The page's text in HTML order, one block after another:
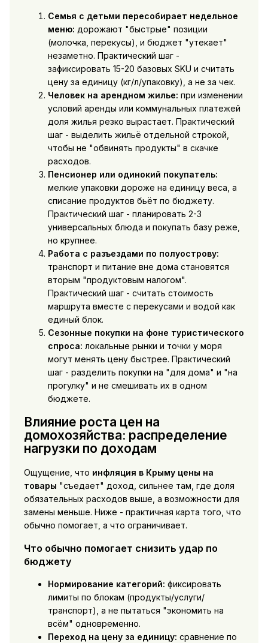
Семья с детьми пересобирает недельное
меню: дорожают "быстрые" позиции
(молочка, перекусы), и бюджет "утекает"
незаметно. Практический шаг -
зафиксировать 15-20 базовых SKU и считать
цену за единицу (кг/л/упаковку), а не за чек.
Человек на арендном жилье: при изменении
условий аренды или коммунальных платежей
доля жилья резко вырастает. Практический
шаг - выделить жильё отдельной строкой,
чтобы не "обвинять продукты" в скачке
расходов.
Пенсионер или одинокий покупатель:
мелкие упаковки дороже на единицу веса, а
списание продуктов бьёт по бюджету.
Практический шаг - планировать 2-3
универсальных блюда и покупать базу реже,
но крупнее.
Работа с разъездами по полуострову:
транспорт и питание вне дома становятся
вторым "продуктовым налогом".
Практический шаг - считать стоимость
маршрута вместе с перекусами и водой как
единый блок.
Сезонные покупки на фоне туристического
спроса: локальные рынки и точки у моря
могут менять цену быстрее. Практический
шаг - разделить покупки на "для дома" и "на
прогулку" и не смешивать их в одном
бюджете.
Влияние роста цен на
домохозяйства: распределение
нагрузки по доходам
Ощущение, что инфляция в Крыму цены на
товары "съедает" доход, сильнее там, где доля
обязательных расходов выше, а возможности для
замены меньше. Ниже - практичная карта того, что
обычно помогает, а что ограничивает.
Что обычно помогает снизить удар по
бюджету
Нормирование категорий: фиксировать
лимиты по блокам (продукты/услуги/
транспорт), а не пытаться "экономить на
всём" одновременно.
Переход на цену за единицу: сравнение по